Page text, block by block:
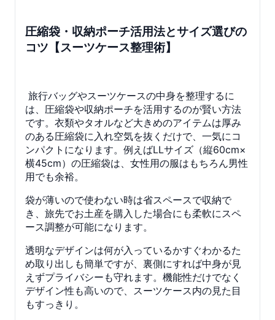
圧縮袋・収納ポーチ活用法とサイズ選びの
コツ【スーツケース整理術】
旅行バッグやスーツケースの中身を整理するに
は、圧縮袋や収納ポーチを活用するのが賢い方法
です。衣類やタオルなど大きめのアイテムは厚み
のある圧縮袋に入れ空気を抜くだけで、一気にコ
ンパクトになります。例えばLLサイズ（縦60cm×
横45cm）の圧縮袋は、女性用の服はもちろん男性
用でも余裕。
袋が薄いので使わない時は省スペースで収納で
き、旅先でお土産を購入した場合にも柔軟にスペ
ース調整が可能になります。
透明なデザインは何が入っているかすぐわかるた
め取り出しも簡単ですが、裏側にすれば中身が見
えずプライバシーも守れます。機能性だけでなく
デザイン性も高いので、スーツケース内の見た目
もすっきり。